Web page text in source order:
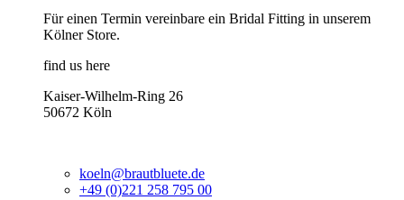
Für einen Termin vereinbare ein Bridal Fitting in unserem
Kölner Store.
find us here
Kaiser-Wilhelm-Ring 26
50672 Köln
koeln@brautbluete.de
+49 (0)221 258 795 00